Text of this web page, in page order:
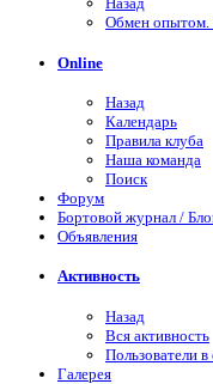
Обмен опытом.
Online
Назад
Календарь
Правила клуба
Наша команда
Поиск
Форум
Бортовой журнал /
Объявления
Активность
Назад
Вся активность
Пользователи в
Галерея